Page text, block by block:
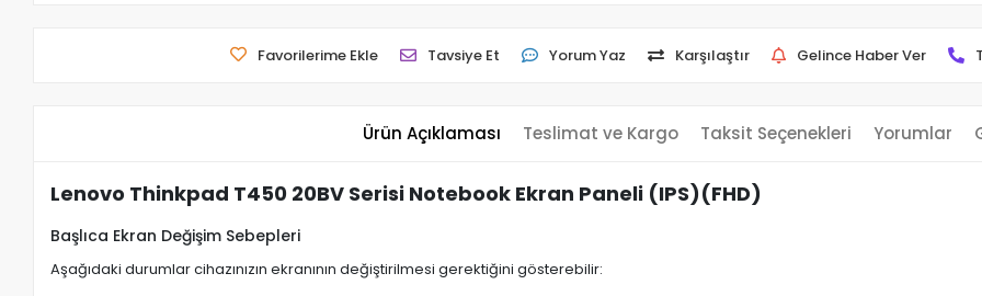
Favorilerime Ekle Tavsiye Et Yorum Yaz Karşılaştır Gelince Haber Ver
Ürün Açıklaması Teslimat ve Kargo Taksit Seçenekleri Yorumlar
Lenovo Thinkpad T450 20BV Serisi Notebook Ekran Paneli (IPS)(FHD)
Başlıca Ekran Değişim Sebepleri
Aşağıdaki durumlar cihazınızın ekranının değiştirilmesi gerektiğini gösterebilir: